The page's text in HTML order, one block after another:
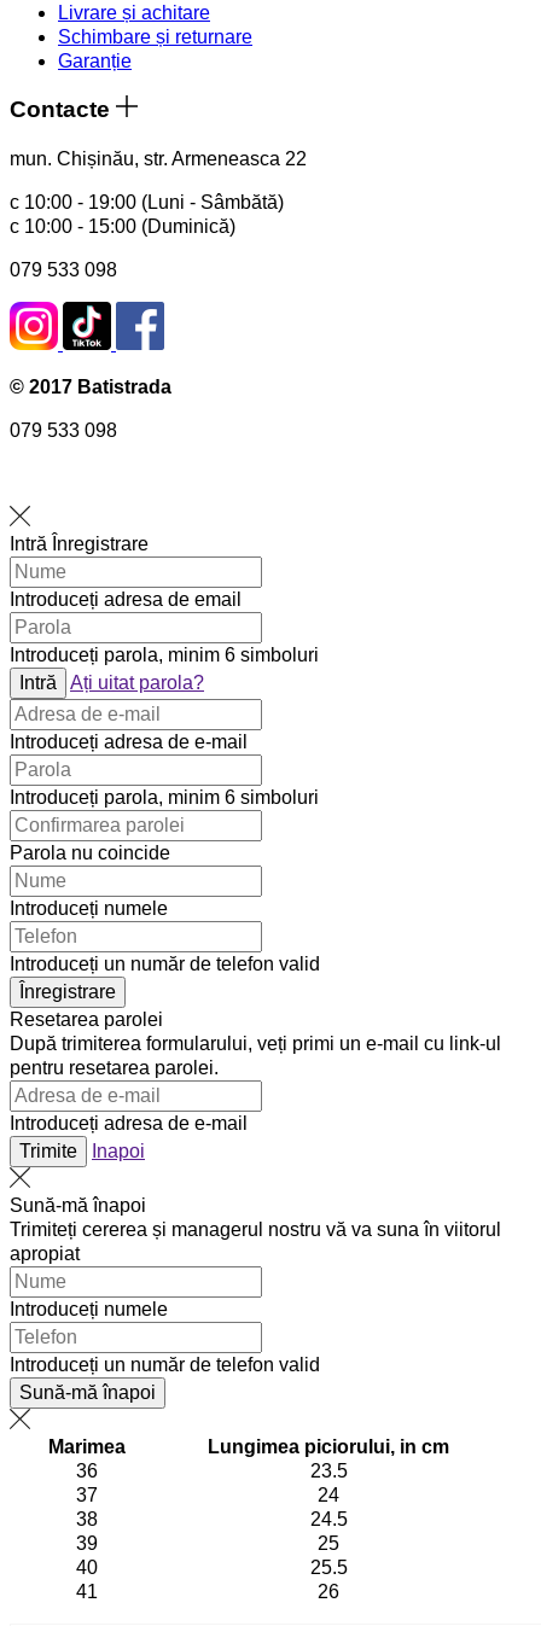
Livrare și achitare
Schimbare și returnare
Garanție
Contacte
mun. Chișinău, str. Armeneasca 22
с 10:00 - 19:00 (Luni - Sâmbătă)
с 10:00 - 15:00 (Duminică)
079 533 098
© 2017 Batistrada
079 533 098
Intră Înregistrare
Introduceți adresa de email
Introduceți parola, minim 6 simboluri
Intră
Ați uitat parola?
Introduceți adresa de e-mail
Introduceți parola, minim 6 simboluri
Parola nu coincide
Introduceți numele
Introduceți un număr de telefon valid
Înregistrare
Resetarea parolei
După trimiterea formularului, veți primi un e-mail cu link-ul
pentru resetarea parolei.
Introduceți adresa de e-mail
Trimite
Inapoi
Sună-mă înapoi
Trimiteți cererea și managerul nostru vă va suna în viitorul
apropiat
Introduceți numele
Introduceți un număr de telefon valid
Sună-mă înapoi
Marimea
Lungimea piciorului, in cm
36
23.5
37
24
38
24.5
39
25
40
25.5
41
26